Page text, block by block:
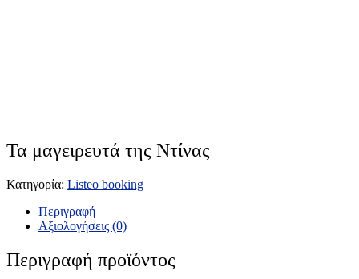
Τα μαγειρευτά της Ντίνας
Κατηγορία: Listeo booking
Περιγραφή
Αξιολογήσεις (0)
Περιγραφή προϊόντος